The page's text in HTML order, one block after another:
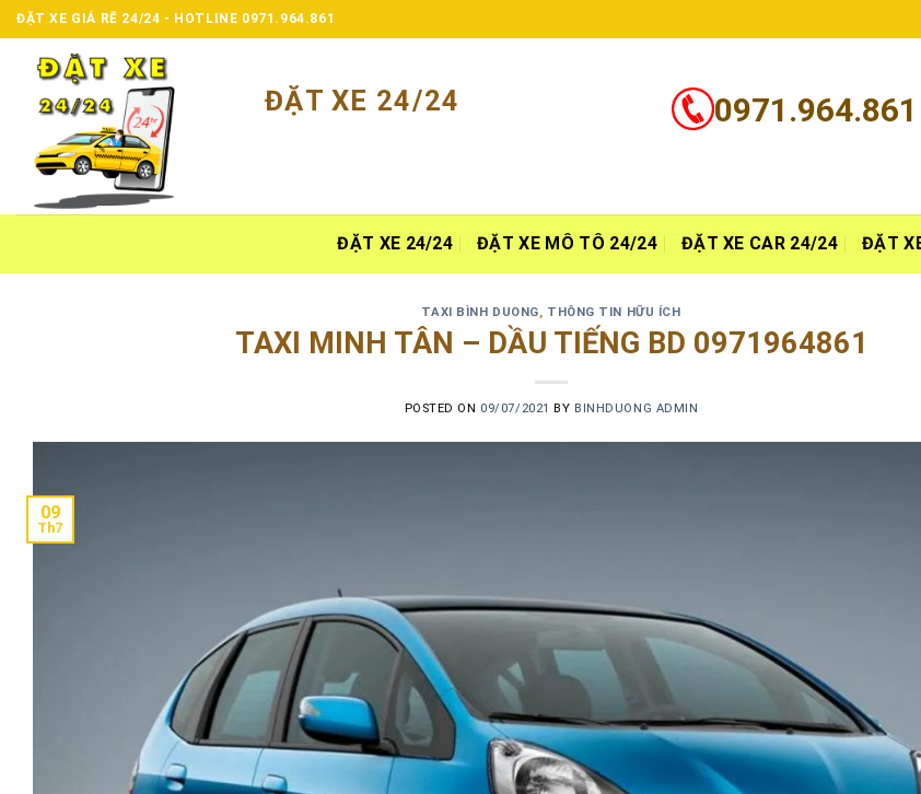
Skip
to
content
ĐẶT XE GIÁ RẼ 24/24 - HOTLINE 0971.964.861
ĐẶT XE 24/24 0971.964.861
ĐẶT XE 24/24 ĐẶT XE MÔ TÔ 24/24 ĐẶT XE CAR 24/24 ĐẶT
TAXI BÌNH DUONG, THÔNG TIN HỮU ÍCH
TAXI MINH TÂN – DẦU TIẾNG BD 0971964861
POSTED ON 09/07/2021 BY BINHDUONG ADMIN
09
Th7